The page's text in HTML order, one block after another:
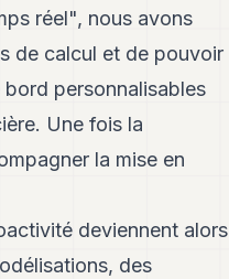
réel", nous avons
de calcul et de pouvoir
personnalisables
Une fois la
la mise en
deviennent alors
des